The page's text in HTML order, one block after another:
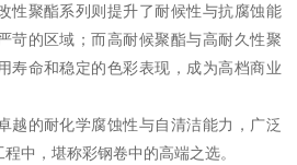
性聚酯系列则提升了耐候性与抗腐蚀能
苛的区域；而高耐候聚酯与高耐久性聚
寿命和稳定的色彩表现，成为高档商业
越的耐化学腐蚀性与自清洁能力，广泛
中，堪称彩钢卷中的高端之选。